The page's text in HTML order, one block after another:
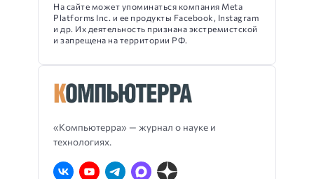
«Компьютерра» — журнал о науке и
технологиях.
На сайте может упоминаться компания Meta
Platforms Inc. и ее продукты Facebook, Instagram
и др. Их деятельность признана экстремистской
и запрещена на территории РФ.